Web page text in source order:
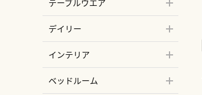
デイリー
インテリア
ベッドルーム